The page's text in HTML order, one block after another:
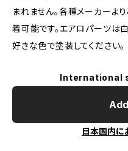
まれません。各種メーカーよ
着可能です。エアロパーツは
好きな色で塗装してください。
International
日本国内に